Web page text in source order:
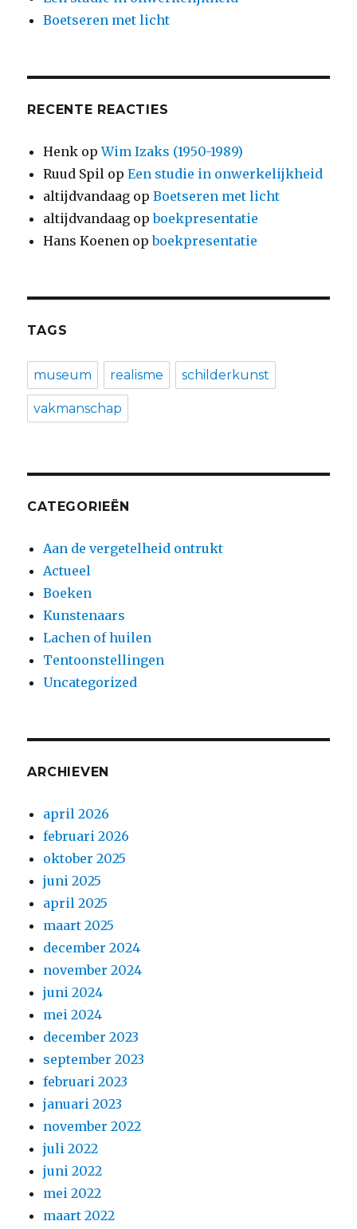
Boetseren met licht
RECENTE REACTIES
Henk opWim Izaks (1950-1989)
Ruud Spil opEen studie in onwerkelijkheid
altijdvandaag opBoetseren met licht
altijdvandaag opboekpresentatie
Hans Koenen opboekpresentatie
TAGS
museum realisme schilderkunst
vakmanschap
CATEGORIEËN
Aan de vergetelheid ontrukt
Actueel
Boeken
Kunstenaars
Lachen of huilen
Tentoonstellingen
Uncategorized
ARCHIEVEN
april 2026
februari 2026
oktober 2025
juni 2025
april 2025
maart 2025
december 2024
november 2024
juni 2024
mei 2024
december 2023
september 2023
februari 2023
januari 2023
november 2022
juli 2022
juni 2022
mei 2022
maart 2022